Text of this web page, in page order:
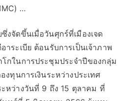
…
งจัดขึ้นเมื่อวันศุกร์ที่เมืองเจด
ระเบีย ต้อนรับการเป็นเจ้าภาพ
กในการประชุมประจำปีของกลุ่ม
ทุนการเงินระหว่างประเทศ
หว่างวันที่ 9 ถึง 15 ตุลาคม ที่